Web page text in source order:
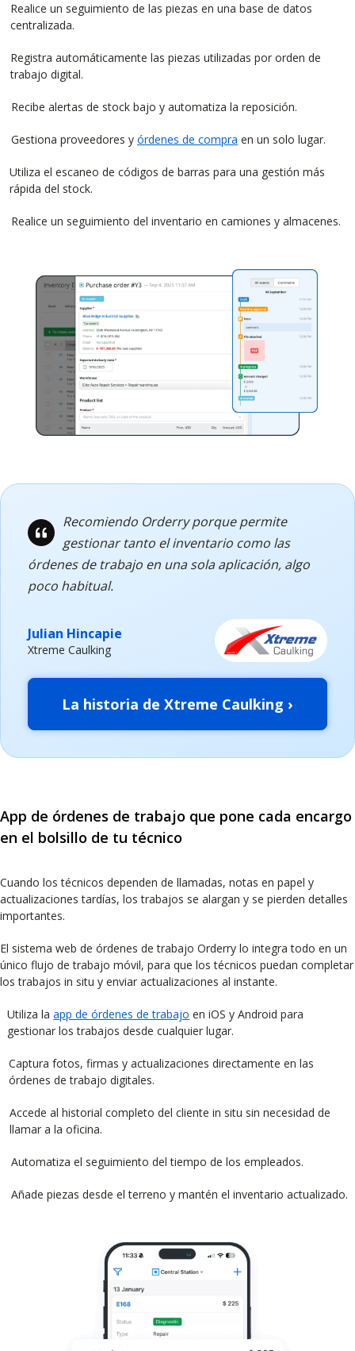
Realice un seguimiento de las piezas en una base de datos
centralizada.
Registra automáticamente las piezas utilizadas por orden de
trabajo digital.
Recibe alertas de stock bajo y automatiza la reposición.
Gestiona proveedores y órdenes de compra en un solo lugar.
Utiliza el escaneo de códigos de barras para una gestión más
rápida del stock.
Realice un seguimiento del inventario en camiones y almacenes.
Recomiendo Orderry porque permite
gestionar tanto el inventario como las
órdenes de trabajo en una sola aplicación, algo
poco habitual.
Julian Hincapie
Xtreme Caulking
La historia de Xtreme Caulking ›
App de órdenes de trabajo que pone cada encargo
en el bolsillo de tu técnico
Cuando los técnicos dependen de llamadas, notas en papel y
actualizaciones tardías, los trabajos se alargan y se pierden detalles
importantes.
El sistema web de órdenes de trabajo Orderry lo integra todo en un
único flujo de trabajo móvil, para que los técnicos puedan completar
los trabajos in situ y enviar actualizaciones al instante.
Utiliza laapp de órdenes de trabajo en iOS y Android para
gestionar los trabajos desde cualquier lugar.
Captura fotos, firmas y actualizaciones directamente en las
órdenes de trabajo digitales.
Accede al historial completo del cliente in situ sin necesidad de
llamar a la oficina.
Automatiza el seguimiento del tiempo de los empleados.
Añade piezas desde el terreno y mantén el inventario actualizado.